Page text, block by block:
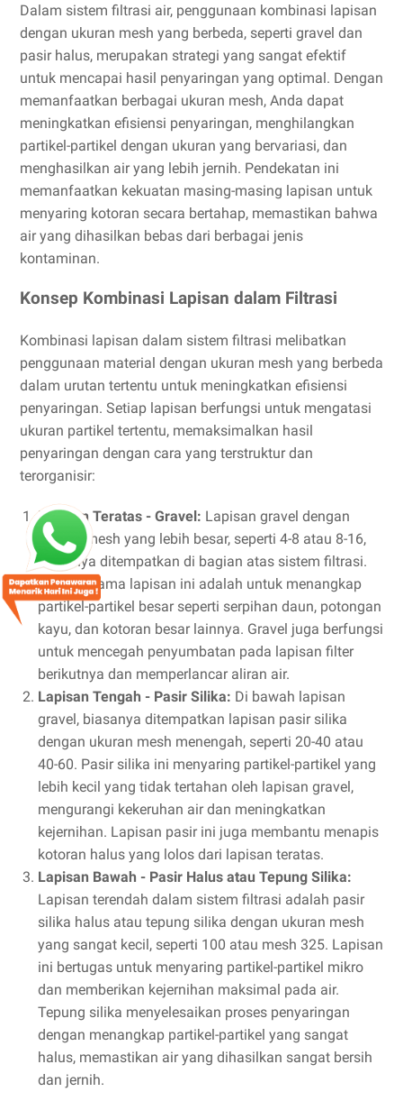
Dalam sistem filtrasi air, penggunaan kombinasi lapisan
dengan ukuran mesh yang berbeda, seperti gravel dan
pasir halus, merupakan strategi yang sangat efektif
untuk mencapai hasil penyaringan yang optimal. Dengan
memanfaatkan berbagai ukuran mesh, Anda dapat
meningkatkan efisiensi penyaringan, menghilangkan
partikel-partikel dengan ukuran yang bervariasi, dan
menghasilkan air yang lebih jernih. Pendekatan ini
memanfaatkan kekuatan masing-masing lapisan untuk
menyaring kotoran secara bertahap, memastikan bahwa
air yang dihasilkan bebas dari berbagai jenis
kontaminan.
Konsep Kombinasi Lapisan dalam Filtrasi
Kombinasi lapisan dalam sistem filtrasi melibatkan
penggunaan material dengan ukuran mesh yang berbeda
dalam urutan tertentu untuk meningkatkan efisiensi
penyaringan. Setiap lapisan berfungsi untuk mengatasi
ukuran partikel tertentu, memaksimalkan hasil
penyaringan dengan cara yang terstruktur dan
terorganisir:
Lapisan Teratas - Gravel: Lapisan gravel dengan
ukuran mesh yang lebih besar, seperti 4-8 atau 8-16,
biasanya ditempatkan di bagian atas sistem filtrasi.
Fungsi utama lapisan ini adalah untuk menangkap
partikel-partikel besar seperti serpihan daun, potongan
kayu, dan kotoran besar lainnya. Gravel juga berfungsi
untuk mencegah penyumbatan pada lapisan filter
berikutnya dan memperlancar aliran air.
Lapisan Tengah - Pasir Silika: Di bawah lapisan
gravel, biasanya ditempatkan lapisan pasir silika
dengan ukuran mesh menengah, seperti 20-40 atau
40-60. Pasir silika ini menyaring partikel-partikel yang
lebih kecil yang tidak tertahan oleh lapisan gravel,
mengurangi kekeruhan air dan meningkatkan
kejernihan. Lapisan pasir ini juga membantu menapis
kotoran halus yang lolos dari lapisan teratas.
Lapisan Bawah - Pasir Halus atau Tepung Silika:
Lapisan terendah dalam sistem filtrasi adalah pasir
silika halus atau tepung silika dengan ukuran mesh
yang sangat kecil, seperti 100 atau mesh 325. Lapisan
ini bertugas untuk menyaring partikel-partikel mikro
dan memberikan kejernihan maksimal pada air.
Tepung silika menyelesaikan proses penyaringan
dengan menangkap partikel-partikel yang sangat
halus, memastikan air yang dihasilkan sangat bersih
dan jernih.